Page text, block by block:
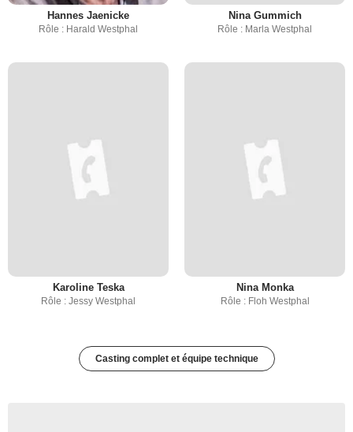
Hannes Jaenicke
Rôle : Harald Westphal
Nina Gummich
Rôle : Marla Westphal
Karoline Teska
Rôle : Jessy Westphal
Nina Monka
Rôle : Floh Westphal
Casting complet et équipe technique